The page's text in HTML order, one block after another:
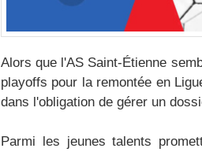
Alors que l'AS Saint-Étienne
playoffs pour la remontée en
dans l'obligation de gérer un
Parmi les jeunes talents